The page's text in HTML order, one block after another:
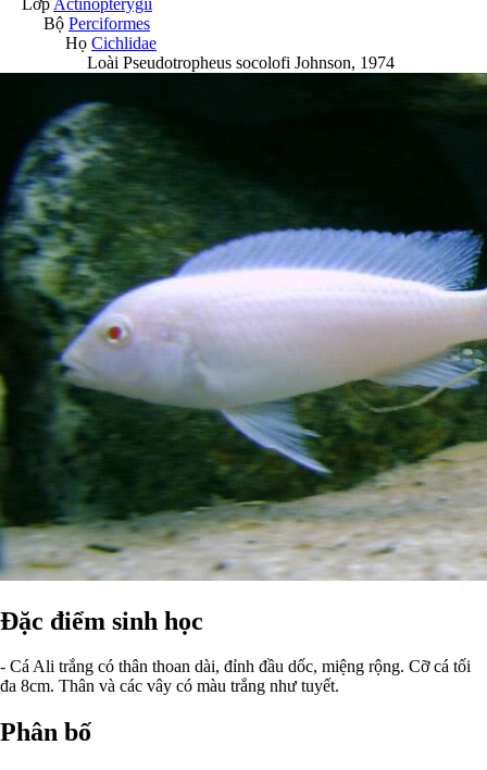
Bộ Perciformes
Họ Cichlidae
Loài Pseudotropheus socolofi Johnson, 1974
Đặc điểm sinh học
- Cá Ali trắng có thân thoan dài, đỉnh đầu dốc, miệng rộng. Cỡ cá tối
đa 8cm. Thân và các vây có màu trắng như tuyết.
Phân bố